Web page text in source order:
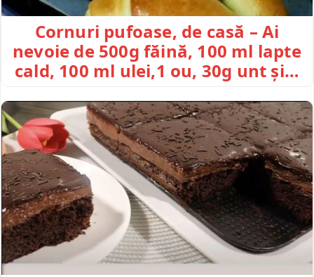
Cornuri pufoase, de casă – Ai
nevoie de 500g făină, 100 ml lapte
cald, 100 ml ulei,1 ou, 30g unt și…